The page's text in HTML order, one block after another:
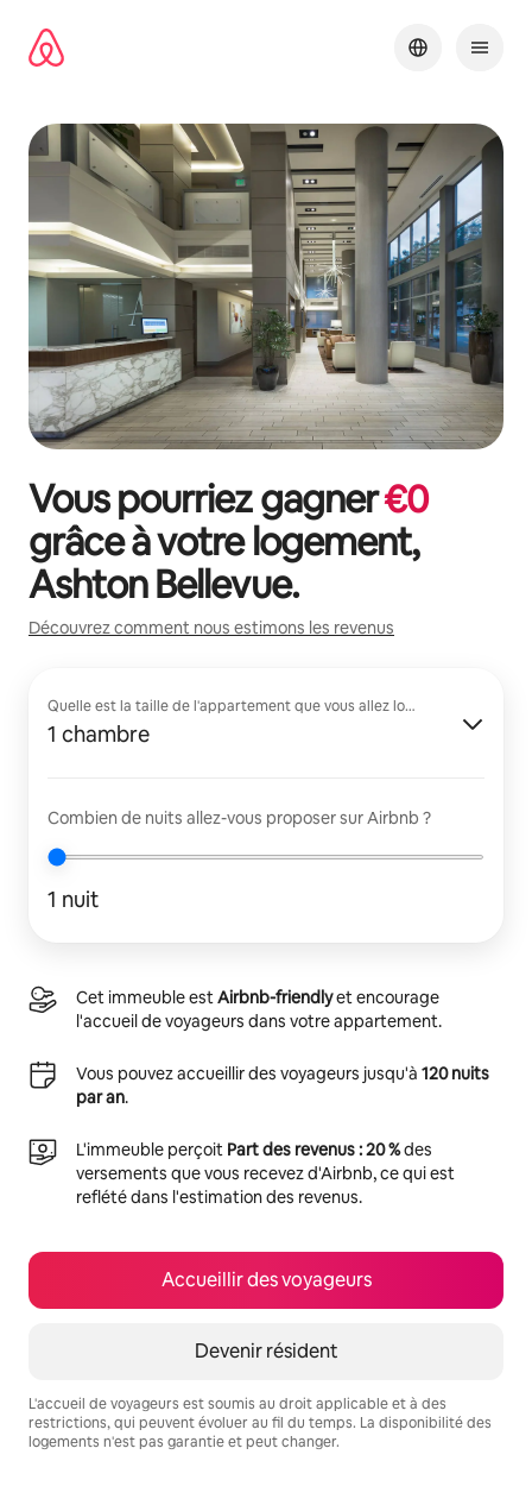
directement
Vous pourriez gagner€0
grâce à votre logement,
Ashton Bellevue.
Découvrez comment nous estimons les revenus
Quelle est la taille de l'appartement que vous allez louer ?
1 chambre
Combien de nuits allez-vous proposer sur Airbnb ?
1 nuit
Cet immeuble estAirbnb-friendlyet encourage
l'accueil de voyageurs dans votre appartement.
Vous pouvez accueillir des voyageurs jusqu'à 120 nuits
par an.
L'immeuble perçoit Part des revenus : 20 %des
versements que vous recevez d'Airbnb, ce qui est
reflété dans l'estimation des revenus.
Accueillir des voyageurs
Devenir résident
L'accueil de voyageurs est soumis au droit applicable et à des
restrictions, qui peuvent évoluer au fil du temps. La disponibilité des
logements n'est pas garantie et peut changer.